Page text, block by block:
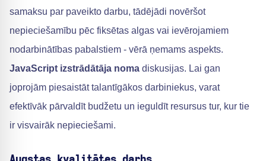
samaksu par paveikto darbu, tādējādi novēršot
nepieciešamību pēc fiksētas algas vai ievērojamiem
nodarbinātības pabalstiem - vērā ņemams aspekts.
JavaScript izstrādātāja noma diskusijas. Lai gan
joprojām piesaistāt talantīgākos darbiniekus, varat
efektīvāk pārvaldīt budžetu un ieguldīt resursus tur, kur tie
ir visvairāk nepieciešami.